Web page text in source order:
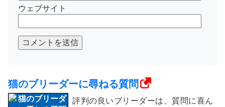
ウェブサイト
コメントを送信
猫のブリーダーに尋ねる質問
評判の良いブリーダーは、質問に喜ん